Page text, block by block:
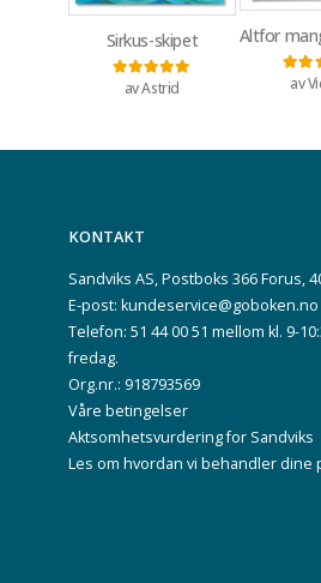
Sirkus-skipet
Vurdert5
av Astrid
Altfor
av
KONTAKT
Sandviks AS, Postboks 366 Forus,
E-post: kundeservice@goboken.no
Telefon: 51 44 00 51 mellom kl. 9-
fredag.
Org.nr.: 918793569
Våre betingelser
Aktsomhetsvurdering for Sandviks
Les om hvordan vi behandler dine